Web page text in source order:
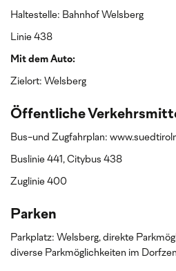
Haltestelle: Bahnhof Welsberg
Linie 438
Mit dem Auto:
Zielort: Welsberg
Öffentliche
Bus-und Zugfahrplan:
Buslinie 441, Citybus 438
Zuglinie 400
Parken
Parkplatz: Welsberg, direkte
diverse Parkmöglichkeiten im